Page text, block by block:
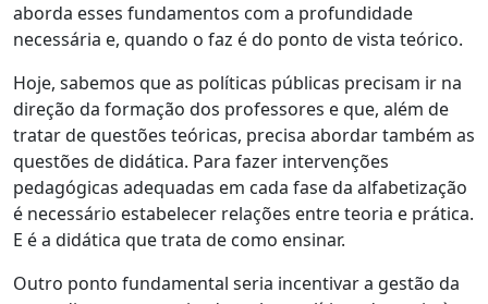
aborda esses fundamentos com a profundidade
necessária e, quando o faz é do ponto de vista teórico.
Hoje, sabemos que as políticas públicas precisam ir na
direção da formação dos professores e que, além de
tratar de questões teóricas, precisa abordar também as
questões de didática. Para fazer intervenções
pedagógicas adequadas em cada fase da alfabetização
é necessário estabelecer relações entre teoria e prática.
E é a didática que trata de como ensinar.
Outro ponto fundamental seria incentivar a gestão da